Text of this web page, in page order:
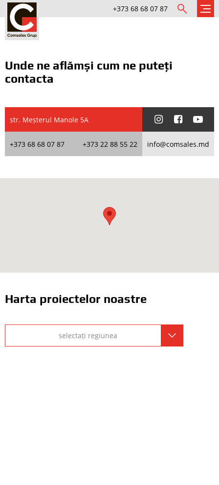
+373 68 68 07 87
Unde ne aflămși cum ne puteți
contacta
str. Meșterul Manole 5А
+373 68 68 07 87 +373 22 88 55 22 info@comsales.md
Harta proiectelor noastre
selectați regiunea